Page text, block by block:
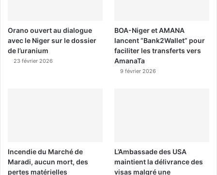
Orano ouvert au dialogue
avec le Niger sur le dossier
de l’uranium
23 février 2026
BOA-Niger et AMANA
lancent “Bank2Wallet” pour
faciliter les transferts vers
AmanaTa
9 février 2026
Incendie du Marché de
Maradi, aucun mort, des
pertes matérielles
L’Ambassade des USA
maintient la délivrance des
visas malgré une